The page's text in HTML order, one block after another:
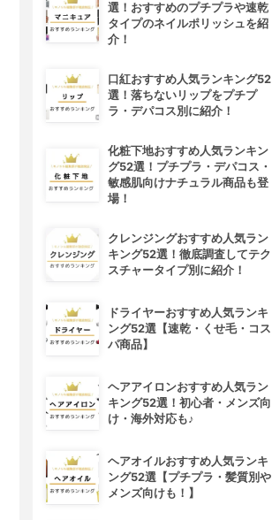
選！おすすめのプチプラや速乾
タイプのネイルポリッシュを紹
介！
口紅おすすめ人気ランキング52
選！落ちないリップをプチプ
ラ・デパコス別に紹介！
化粧下地おすすめ人気ランキン
グ52選！プチプラ・デパコス・
敏感肌向けナチュラル商品も登
場！
クレンジングおすすめ人気ラン
キング52選！徹底調査してテク
スチャータイプ別に紹介！
ドライヤーおすすめ人気ランキ
ング52選【速乾・くせ毛・コス
パ商品】
ヘアアイロンおすすめ人気ラン
キング52選！初心者・メンズ向
け・海外対応も♪
ヘアオイルおすすめ人気ランキ
ング52選【プチプラ・髪質別や
メンズ向けも！】